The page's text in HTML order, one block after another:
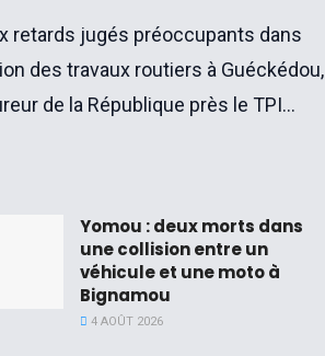
retards jugés préoccupants dans
des travaux routiers à Guéckédou,
de la République près le TPI...
Yomou : deux morts dans
une collision entre un
véhicule et une moto à
Bignamou
4 AOÛT 2026